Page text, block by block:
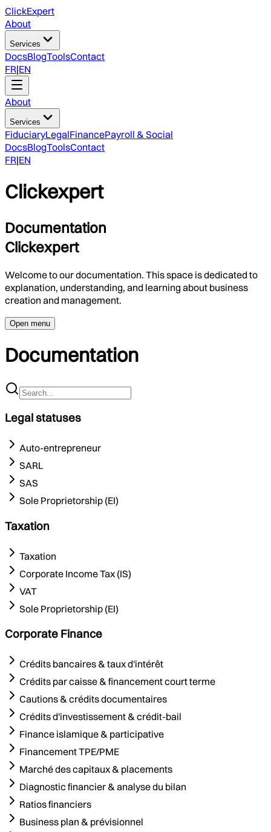
ClickExpert
About
Services
DocsBlogToolsContact
FR|EN
About
Services
FiduciaryLegalFinancePayroll & Social
DocsBlogToolsContact
FR|EN
Clickexpert
Documentation
Clickexpert
Welcome to our documentation. This space is dedicated to
explanation, understanding, and learning about business
creation and management.
Open menu
Documentation
Legal statuses
Auto-entrepreneur
SARL
SAS
Sole Proprietorship (EI)
Taxation
Taxation
Corporate Income Tax (IS)
VAT
Sole Proprietorship (EI)
Corporate Finance
Crédits bancaires & taux d'intérêt
Crédits par caisse & financement court terme
Cautions & crédits documentaires
Crédits d'investissement & crédit-bail
Finance islamique & participative
Financement TPE/PME
Marché des capitaux & placements
Diagnostic financier & analyse du bilan
Ratios financiers
Business plan & prévisionnel